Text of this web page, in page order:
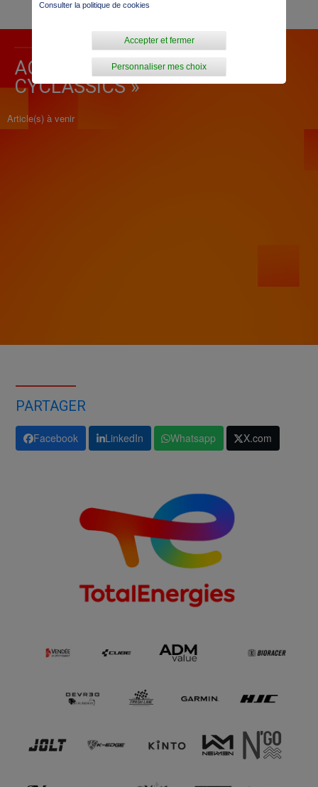
ACTUALITÉ POUR « BEMER
CYCLASSICS »
Article(s) à venir
PARTAGER
Facebook LinkedIn Whatsapp X.com
Consulter la politique de cookies
Personnaliser mes choix
Accepter et fermer